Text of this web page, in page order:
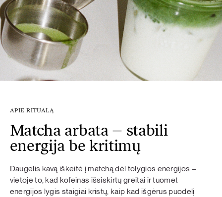
APIE RITUALĄ
Matcha arbata – stabili
energija be kritimų
Daugelis kavą iškeitė į matchą dėl tolygios energijos –
vietoje to, kad kofeinas išsiskirtų greitai ir tuomet
energijos lygis staigiai kristų, kaip kad išgėrus puodelį